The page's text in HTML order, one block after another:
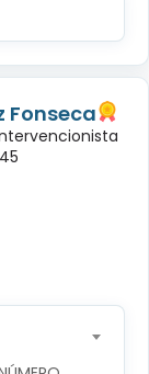
Fonseca